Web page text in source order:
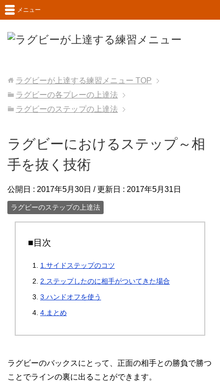
メニュー
ラグビーが上達する練習メニュー TOP
ラグビーの各プレーの上達法
ラグビーのステップの上達法
ラグビーにおけるステップ～相
手を抜く技術
公開日 : 2017年5月30日 / 更新日 : 2017年5月31日
ラグビーのステップの上達法
■目次
1.サイドステップのコツ
2.ステップしたのに相手がついてきた場合
3.ハンドオフを使う
4.まとめ
ラグビーのバックスにとって、正面の相手との勝負で勝つ
ことでラインの裏に出ることができます。